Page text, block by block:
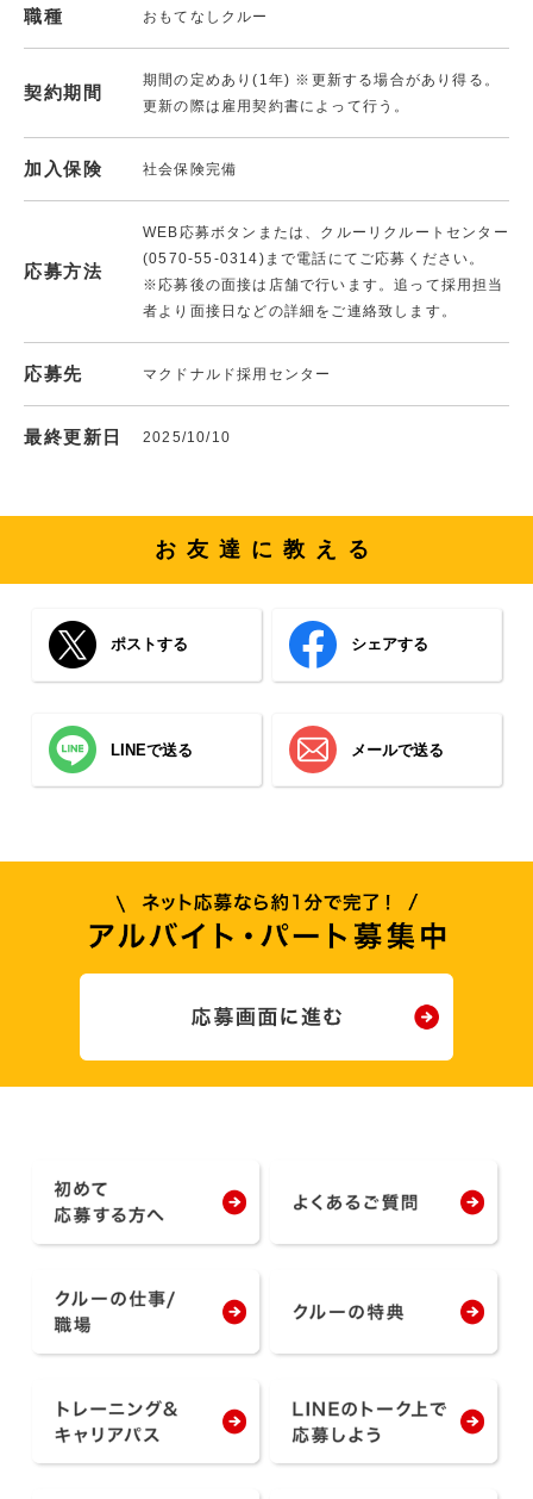
職種 おもてなしクルー
契約期間
期間の定めあり(1年) ※更新する場合があり得る。
更新の際は雇用契約書によって行う。
加入保険 社会保険完備
応募方法
WEB応募ボタンまたは、クルーリクルートセンター
(0570-55-0314)まで電話にてご応募ください。
※応募後の面接は店舗で行います。追って採用担当
者より面接日などの詳細をご連絡致します。
応募先 マクドナルド採用センター
最終更新日 2025/10/10
お友達に教える
ポストする シェアする
LINEで送る メールで送る